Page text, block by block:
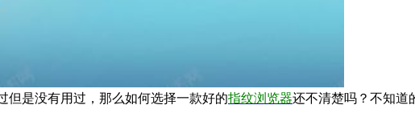
是没有用过，那么如何选择一款好的指纹浏览器还不清楚吗？不知道